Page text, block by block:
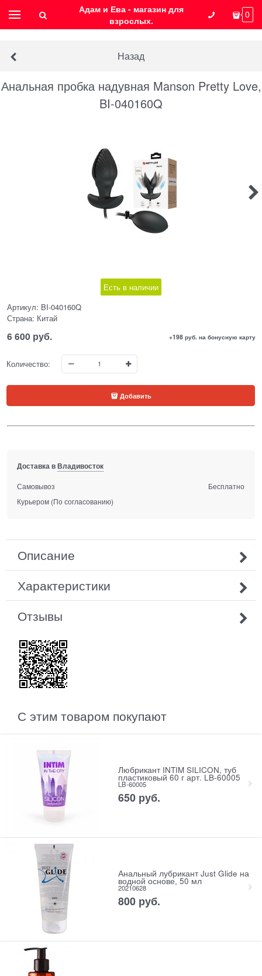
Адам и Ева - магазин для
взрослых.
0
Назад
Анальная пробка надувная Manson Pretty Love,
BI-040160Q
Есть в наличии
Артикул: BI-040160Q
Страна: Китай
6 600 руб. +198 руб. на бонусную карту
Количество:
Добавить
Доставка вВладивосток
Самовывоз
Бесплатно
Курьером (По согласованию)
Описание
Характеристики
Отзывы
С этим товаром покупают
Любрикант INTIM SILICON, туб
пластиковый 60 г арт. LB-60005
LB-60005
650 руб.
Анальный лубрикант Just Glide на
водной основе, 50 мл
20210628
800 руб.